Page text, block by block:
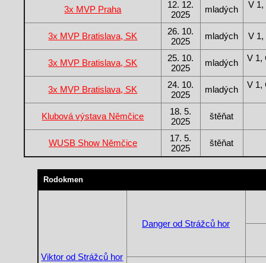
3x MVP Praha
12. 12.
2025
mladých V
3x MVP Bratislava, SK
26. 10.
2025
mladých V
3x MVP Bratislava, SK
25. 10.
2025
mladých V 1,
3x MVP Bratislava, SK
24. 10.
2025
mladých V 1,
Klubová výstava Němčice
18. 5.
2025
štěňat
WUSB Show Němčice
17. 5.
2025
štěňat
Rodokmen
Viktor od Strážců hor
Danger od Strážců hor